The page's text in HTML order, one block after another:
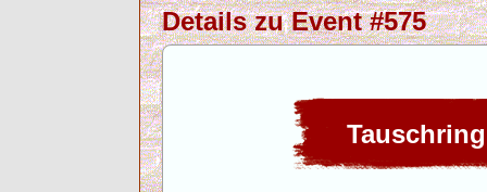
Details zu Event #575